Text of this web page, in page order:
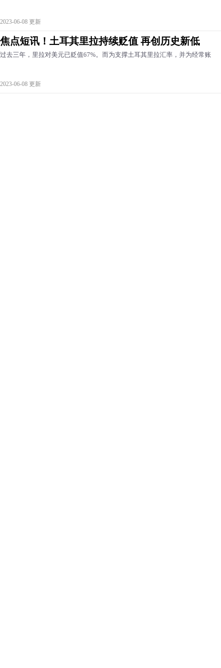
2023-06-08 更新
焦点短讯！土耳其里拉持续贬值 再创历史新低
过去三年，里拉对美元已贬值67%。而为支撑土耳其里拉汇率，并为经常账
2023-06-08 更新